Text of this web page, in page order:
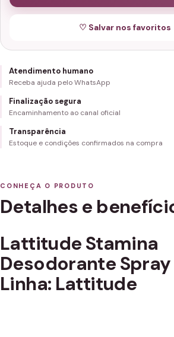
♡ Salvar nos favoritos
Atendimento humano
Receba ajuda pelo WhatsApp
Finalização segura
Encaminhamento ao canal oficial
Transparência
Estoque e condições confirmados na compra
CONHEÇA O PRODUTO
Detalhes e
Lattitude Stamina
Desodorante Spray
Linha: Lattitude